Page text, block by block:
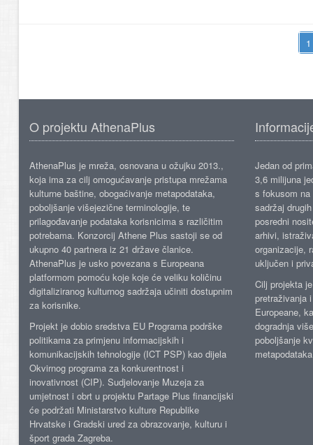
O projektu AthenaPlus
AthenaPlus je mreža, osnovana u ožujku 2013.,
koja ima za cilj omogućavanje pristupa mrežama
kulturne baštine, obogaćivanje metapodataka,
poboljšanje višejezične terminologije, te
prilagođavanje podataka korisnicima s različitim
potrebama. Konzorcij Athene Plus sastoji se od
ukupno 40 partnera iz 21 države članice.
AthenaPlus je usko povezana s Europeana
platformom pomoću koje koje će veliku količinu
digitaliziranog kulturnog sadržaja učiniti dostupnim
za korisnike.
Projekt je dobio sredstva EU Programa podrške
politikama za primjenu informacijskih i
komunikacijskih tehnologije (ICT PSP) kao dijela
Okvirnog programa za konkurentnost i
inovativnost (CIP). Sudjelovanje Muzeja za
umjetnost i obrt u projektu Partage Plus financijski
će podržati Ministarstvo kulture Republike
Hrvatske i Gradski ured za obrazovanje, kulturu i
šport grada Zagreba.
Jedan od
3,6 milijuna
s fokusom
sadržaj
posredni
arhivi,
organizacije,
uključen i
Cilj projekta
pretraživanja
Europeane,
dogradnja
poboljšanje